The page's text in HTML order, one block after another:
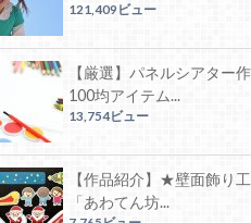
121,409ビュー
【厳選】パネルシアター
100均アイテム...
13,754ビュー
【作品紹介】★壁面飾り
「あわてん坊...